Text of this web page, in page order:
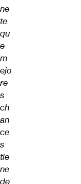
ne
te
qu
e
m
ejo
re
s
ch
an
ce
s
tie
ne